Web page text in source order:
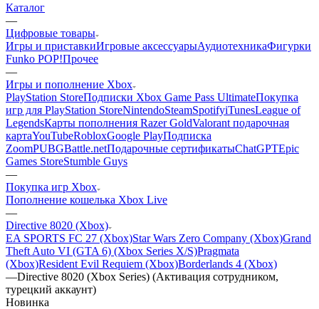
Каталог
—
Цифровые товары
Игры и приставкиИгровые аксессуарыАудиотехникаФигурки
Funko POP!Прочее
—
Игры и пополнение Xbox
PlayStation StoreПодписки Xbox Game Pass UltimateПокупка
игр для PlayStation StoreNintendoSteamSpotifyiTunesLeague of
LegendsКарты пополнения Razer GoldValorant подарочная
картаYouTubeRobloxGoogle PlayПодписка
ZoomPUBGBattle.netПодарочные сертификатыChatGPTEpic
Games StoreStumble Guys
—
Покупка игр Xbox
Пополнение кошелька Xbox Live
—
Directive 8020 (Xbox)
EA SPORTS FC 27 (Xbox)Star Wars Zero Company (Xbox)Grand
Theft Auto VI (GTA 6) (Xbox Series X/S)Pragmata
(Xbox)Resident Evil Requiem (Xbox)Borderlands 4 (Xbox)
—Directive 8020 (Xbox Series) (Активация сотрудником,
турецкий аккаунт)
Новинка